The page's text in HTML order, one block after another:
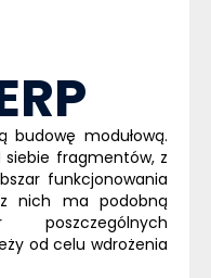
budowę modułową.
siebie fragmentów, z
funkcjonowania
z nich ma podobną
od celu wdrożenia